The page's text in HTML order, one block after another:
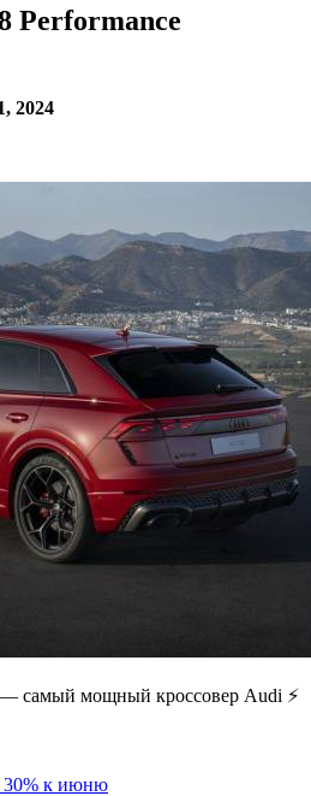
Performance
2024
самый мощный кроссовер Audi ⚡️
30% к июню